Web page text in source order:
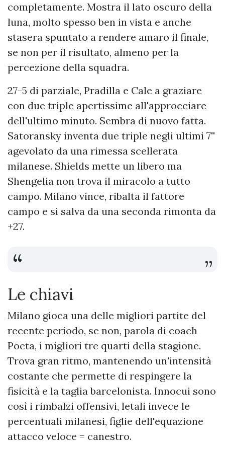
completamente. Mostra il lato oscuro della
luna, molto spesso ben in vista e anche
stasera spuntato a rendere amaro il finale,
se non per il risultato, almeno per la
percezione della squadra.
27-5 di parziale, Pradilla e Cale a graziare
con due triple apertissime all'approcciare
dell'ultimo minuto. Sembra di nuovo fatta.
Satoransky inventa due triple negli ultimi 7''
agevolato da una rimessa scellerata
milanese. Shields mette un libero ma
Shengelia non trova il miracolo a tutto
campo. Milano vince, ribalta il fattore
campo e si salva da una seconda rimonta da
+27.
Le chiavi
Milano gioca una delle migliori partite del
recente periodo, se non, parola di coach
Poeta, i migliori tre quarti della stagione.
Trova gran ritmo, mantenendo un'intensità
costante che permette di respingere la
fisicità e la taglia barcelonista. Innocui sono
così i rimbalzi offensivi, letali invece le
percentuali milanesi, figlie dell'equazione
attacco veloce = canestro.